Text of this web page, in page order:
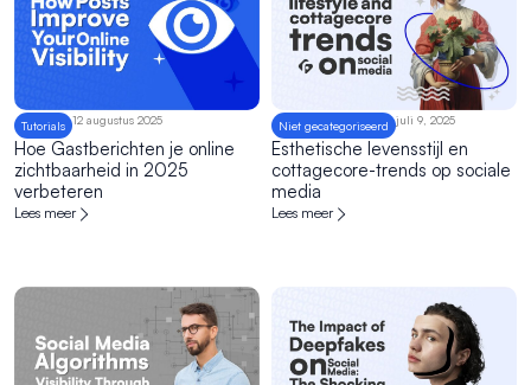
Tutorials 12 augustus 2025
Hoe Gastberichten je online
zichtbaarheid in 2025
verbeteren
Lees meer
Niet gecategoriseerd juli 9, 2025
Esthetische levensstijl en
cottagecore-trends op sociale
media
Lees meer